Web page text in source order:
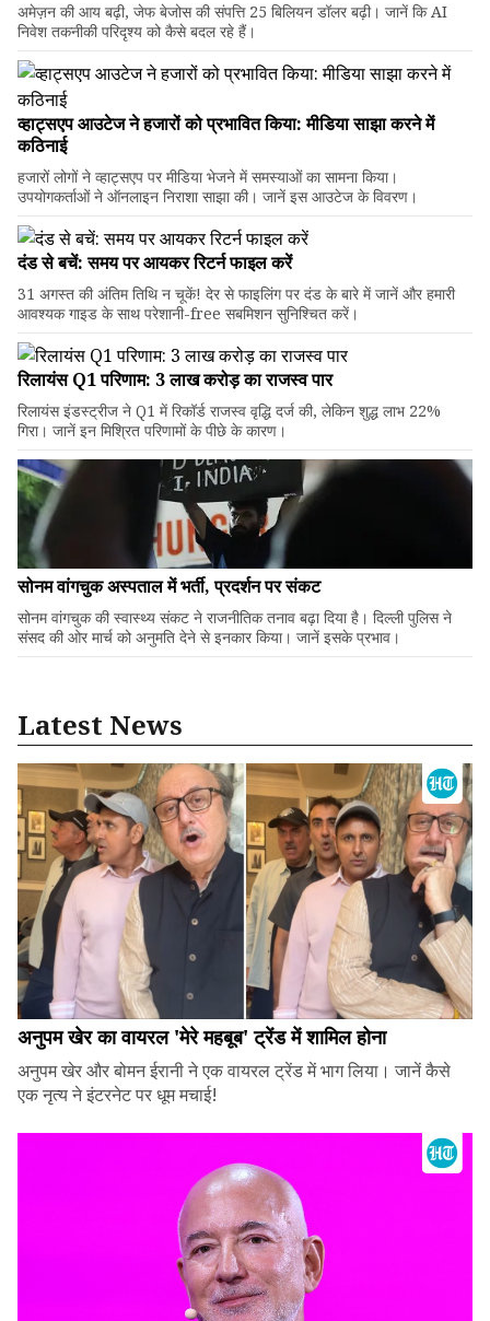
अमेज़न की आय बढ़ी, जेफ बेजोस की संपत्ति 25 बिलियन डॉलर बढ़ी। जानें कि AI
निवेश तकनीकी परिदृश्य को कैसे बदल रहे हैं।
व्हाट्सएप आउटेज ने हजारों को प्रभावित किया: मीडिया साझा करने में
कठिनाई
हजारों लोगों ने व्हाट्सएप पर मीडिया भेजने में समस्याओं का सामना किया।
उपयोगकर्ताओं ने ऑनलाइन निराशा साझा की। जानें इस आउटेज के विवरण।
दंड से बचें: समय पर आयकर रिटर्न फाइल करें
31 अगस्त की अंतिम तिथि न चूकें! देर से फाइलिंग पर दंड के बारे में जानें और हमारी
आवश्यक गाइड के साथ परेशानी-free सबमिशन सुनिश्चित करें।
रिलायंस Q1 परिणाम: ₹3 लाख करोड़ का राजस्व पार
रिलायंस इंडस्ट्रीज ने Q1 में रिकॉर्ड राजस्व वृद्धि दर्ज की, लेकिन शुद्ध लाभ 22%
गिरा। जानें इन मिश्रित परिणामों के पीछे के कारण।
सोनम वांगचुक अस्पताल में भर्ती, प्रदर्शन पर संकट
सोनम वांगचुक की स्वास्थ्य संकट ने राजनीतिक तनाव बढ़ा दिया है। दिल्ली पुलिस ने
संसद की ओर मार्च को अनुमति देने से इनकार किया। जानें इसके प्रभाव।
Latest News
अनुपम खेर का वायरल 'मेरे महबूब' ट्रेंड में शामिल होना
अनुपम खेर और बोमन ईरानी ने एक वायरल ट्रेंड में भाग लिया। जानें कैसे
एक नृत्य ने इंटरनेट पर धूम मचाई!